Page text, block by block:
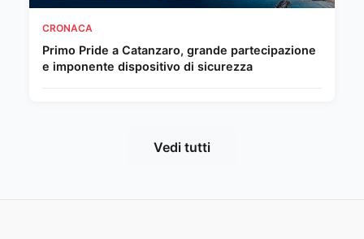
CRONACA
Primo Pride a Catanzaro, grande partecipazione
e imponente dispositivo di sicurezza
Vedi tutti